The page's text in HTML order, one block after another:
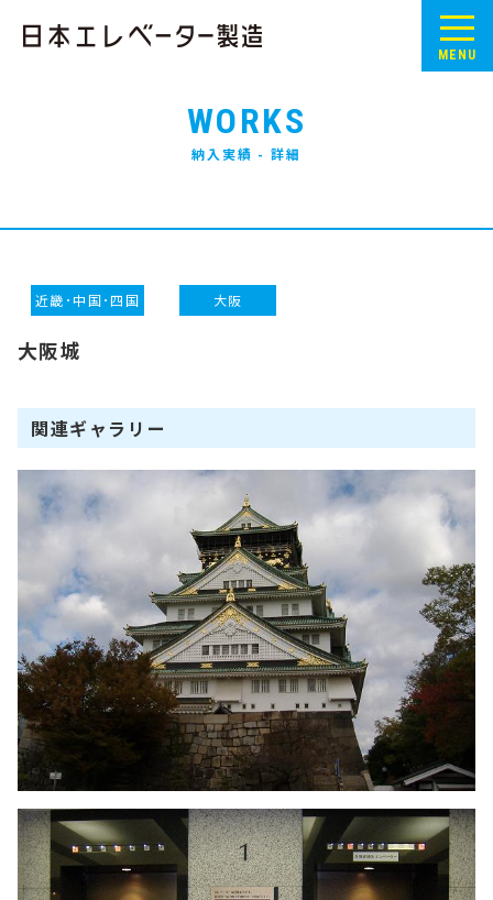
MENU
WORKS
納入実績 - 詳細
近畿･中国･四国 大阪
大阪城
関連ギャラリー